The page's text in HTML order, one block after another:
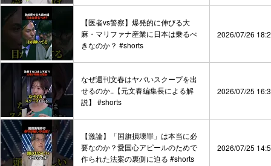
【医者vs警察】爆発的に伸びる大
麻・マリファナ産業に日本は乗るべ
きなのか？ #shorts
2026/07/26
なぜ週刊文春はヤバいスクープを出
せるのか..【元文春編集長による解
説】 #shorts
2026/07/25
【激論】「国旗損壊罪」は本当に必
要なのか？愛国心アピールのためで
作られた法案の裏側に迫る #shorts
2026/07/25